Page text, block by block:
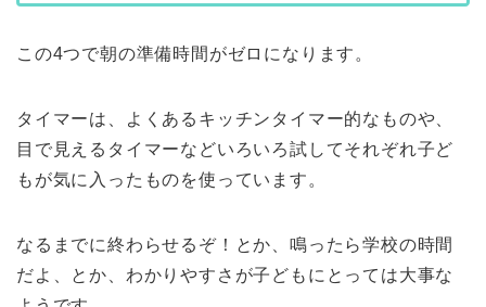
この4つで朝の準備時間がゼロになります。
タイマーは、よくあるキッチンタイマー的なものや、
目で見えるタイマーなどいろいろ試してそれぞれ子ど
もが気に入ったものを使っています。
なるまでに終わらせるぞ！とか、鳴ったら学校の時間
だよ、とか、わかりやすさが子どもにとっては大事な